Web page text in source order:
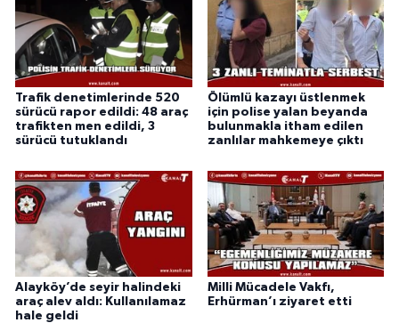
Trafik denetimlerinde 520
sürücü rapor edildi: 48 araç
trafikten men edildi, 3
sürücü tutuklandı
Ölümlü kazayı üstlenmek
için polise yalan beyanda
bulunmakla itham edilen
zanlılar mahkemeye çıktı
Alayköy’de seyir halindeki
araç alev aldı: Kullanılamaz
hale geldi
Milli Mücadele Vakfı,
Erhürman’ı ziyaret etti